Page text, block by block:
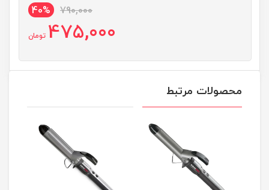
790,000
40%
475,000 تومان
محصولات مرتبط